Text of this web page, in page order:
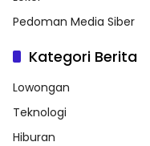
Pedoman Media Siber
Kategori Berita
Lowongan
Teknologi
Hiburan